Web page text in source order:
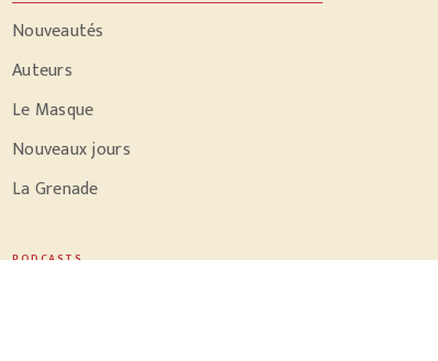
Nouveautés
Auteurs
Le Masque
Nouveaux jours
La Grenade
PODCASTS